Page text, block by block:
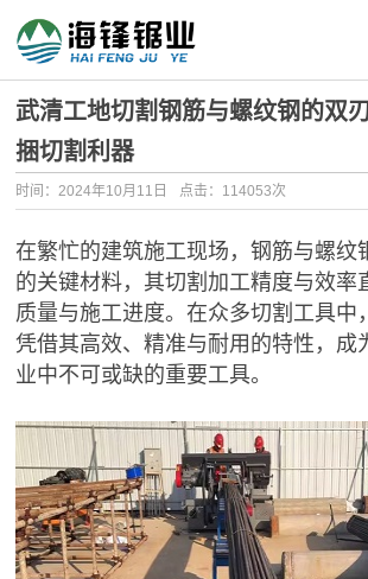
武清工地切割钢筋与螺纹钢的双
捆切割利器
时间：2024年10月11日 点击：114053次
在繁忙的建筑施工现场，钢筋与螺纹
的关键材料，其切割加工精度与效率
质量与施工进度。在众多切割工具中，
凭借其高效、精准与耐用的特性，成
业中不可或缺的重要工具。